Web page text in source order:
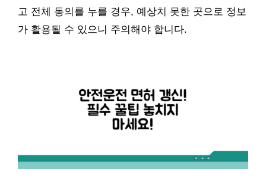
고 전체 동의를 누를 경우, 예상치 못한 곳으로 정보
가 활용될 수 있으니 주의해야 합니다.